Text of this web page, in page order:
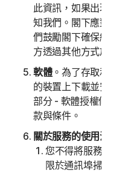
此資訊，如果出現任
知我們。閣下應對閣
們鼓勵閣下確保線上
方透過其他方式於線
軟體。為了存取和使
的裝置上下載並安裝
部分 - 軟體授權條款
款與條件。
關於服務的使用注意
您不得將服務用於
限於通訊埠掃描、